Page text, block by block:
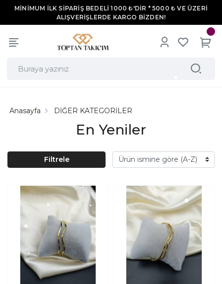
MİNİMUM İLK SİPARİŞ BEDELİ 1000 ₺'DİR * 5000 ₺ VE ÜZERİ
ALIŞVERİŞLERDE KARGO BİZDEN!
En Yeniler
Anasayfa DİĞER KATEGORİLER
Filtrele